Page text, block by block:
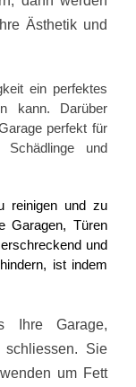
Ästhetik und
ein perfektes
kann. Darüber
perfekt für
Schädlinge und
reinigen und zu
Garagen, Türen
und
ist indem
Ihre Garage,
Sie
um Fett